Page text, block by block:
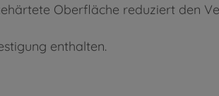
Oberfläche reduziert den
enthalten.